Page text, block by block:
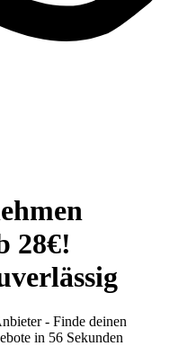
28€!
- Finde deinen
in 56 Sekunden